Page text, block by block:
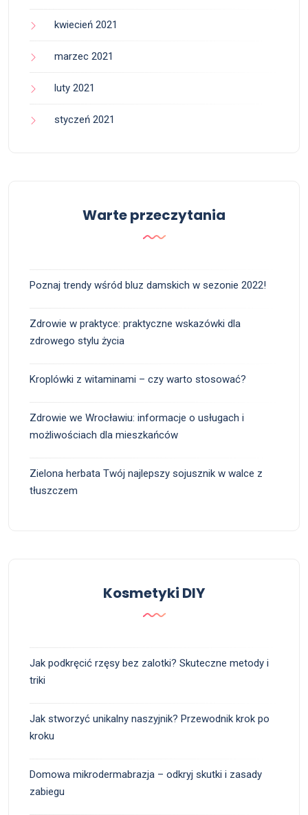
kwiecień 2021
marzec 2021
luty 2021
styczeń 2021
Warte przeczytania
Poznaj trendy wśród bluz damskich w sezonie 2022!
Zdrowie w praktyce: praktyczne wskazówki dla
zdrowego stylu życia
Kroplówki z witaminami – czy warto stosować?
Zdrowie we Wrocławiu: informacje o usługach i
możliwościach dla mieszkańców
Zielona herbata Twój najlepszy sojusznik w walce z
tłuszczem
Kosmetyki DIY
Jak podkręcić rzęsy bez zalotki? Skuteczne metody i
triki
Jak stworzyć unikalny naszyjnik? Przewodnik krok po
kroku
Domowa mikrodermabrazja – odkryj skutki i zasady
zabiegu